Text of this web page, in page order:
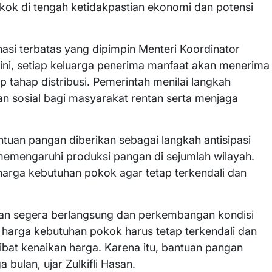
di tengah ketidakpastian ekonomi dan potensi
terbatas yang dipimpin Menteri Koordinator
setiap keluarga penerima manfaat akan menerima
tahap distribusi. Pemerintah menilai langkah
sosial bagi masyarakat rentan serta menjaga
pangan diberikan sebagai langkah antisipasi
produksi pangan di sejumlah wilayah.
kebutuhan pokok agar tetap terkendali dan
segera berlangsung dan perkembangan kondisi
kebutuhan pokok harus tetap terkendali dan
kenaikan harga. Karena itu, bantuan pangan
ujar Zulkifli Hasan.